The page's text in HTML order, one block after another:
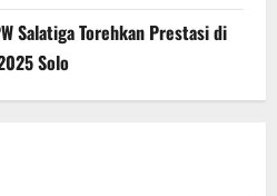
Salatiga Torehkan Prestasi di
Solo